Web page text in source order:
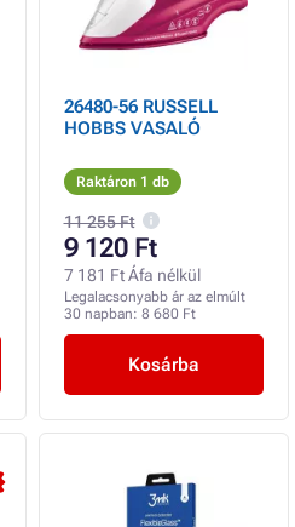
26480-56 RUSSELL
HOBBS VASALÓ
Raktáron 1 db
11 255 Ft
9 120 Ft
7 181 Ft Áfa nélkül
Legalacsonyabb ár az elmúlt
30 napban: 8 680 Ft
Kosárba